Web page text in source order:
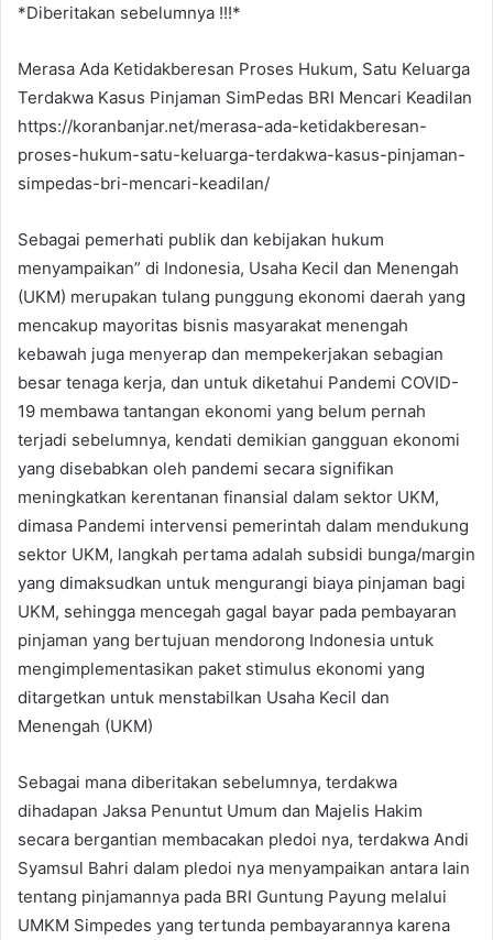
*Diberitakan sebelumnya !!!*
Merasa Ada Ketidakberesan Proses Hukum, Satu Keluarga
Terdakwa Kasus Pinjaman SimPedas BRI Mencari Keadilan
https://koranbanjar.net/merasa-ada-ketidakberesan-
proses-hukum-satu-keluarga-terdakwa-kasus-pinjaman-
simpedas-bri-mencari-keadilan/
Sebagai pemerhati publik dan kebijakan hukum
menyampaikan” di Indonesia, Usaha Kecil dan Menengah
(UKM) merupakan tulang punggung ekonomi daerah yang
mencakup mayoritas bisnis masyarakat menengah
kebawah juga menyerap dan mempekerjakan sebagian
besar tenaga kerja, dan untuk diketahui Pandemi COVID-
19 membawa tantangan ekonomi yang belum pernah
terjadi sebelumnya, kendati demikian gangguan ekonomi
yang disebabkan oleh pandemi secara signifikan
meningkatkan kerentanan finansial dalam sektor UKM,
dimasa Pandemi intervensi pemerintah dalam mendukung
sektor UKM, langkah pertama adalah subsidi bunga/margin
yang dimaksudkan untuk mengurangi biaya pinjaman bagi
UKM, sehingga mencegah gagal bayar pada pembayaran
pinjaman yang bertujuan mendorong Indonesia untuk
mengimplementasikan paket stimulus ekonomi yang
ditargetkan untuk menstabilkan Usaha Kecil dan
Menengah (UKM)
Sebagai mana diberitakan sebelumnya, terdakwa
dihadapan Jaksa Penuntut Umum dan Majelis Hakim
secara bergantian membacakan pledoi nya, terdakwa Andi
Syamsul Bahri dalam pledoi nya menyampaikan antara lain
tentang pinjamannya pada BRI Guntung Payung melalui
UMKM Simpedes yang tertunda pembayarannya karena